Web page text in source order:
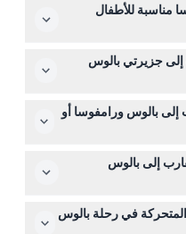
و 10:30 صباحًا، وتعود حوالي الساعة 6:00 مساءً (قابل للتغيير
مناسبة للأطفال
بحيرة بالوس مثالية
من 0 إلى 2 سنة يسافرون مجانًا، ولكن الأطفال
جزيرتي بالوس
قلعة رامفوسا،
تعاني من دوار البحر،
من الانطلاق.
إلى بالوس ورامفوسا أو
إلغاؤها، لذا يرجى التأكد من
إلى بالوس
والإنجليزية،
دليل سياحي مباشر على
في رحلة بالوس